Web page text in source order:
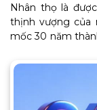
Nhân thọ là
thịnh vượng của
mốc 30 năm
Loyalty 2026.